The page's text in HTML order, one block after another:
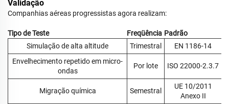
Validação
Companhias aéreas progressistas agora realizam:
Tipo de Teste Freqüência Padrão
Simulação de alta altitude
Trimestral
EN 1186-14
Envelhecimento repetido em micro-
ondas
Por lote ISO 22000-2.3.7
Migração química Semestral
UE 10/2011
Anexo II